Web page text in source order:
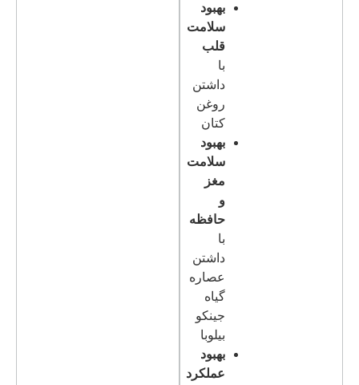
بهبود
سلامت
قلب
با
داشتن
روغن
کتان
بهبود
سلامت
مغز
و
حافظه
با
داشتن
عصاره
گیاه
جینکو
بیلوبا
بهبود
عملکرد